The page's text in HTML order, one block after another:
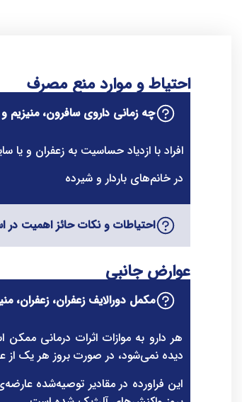
احتیاط و موارد منع مصرف
چه زمانی داروی سافرون، منیزیم و ب6 نباید مصرف
افراد با ازدیاد حساسیت به زعفران و
در خانم‌های باردار و شیرده
احتیاطات و نکات حائز اهمیت در
عوارض جانبی
مکمل دورالایف زعفران، زعفران، منیزیم و ب6 چه
هر دارو به موازات اثرات درمانی
دیده نمی‌شود، در صورت بروز هر یک از
این فراورده در مقادیر توصیه‌شده